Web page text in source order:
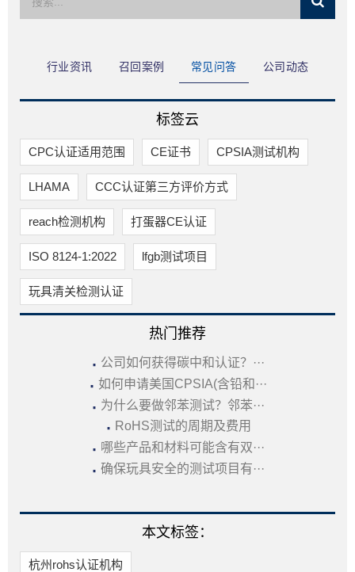
限公司
行业资讯 召回案例 常见问答 公司动态
标签云
CPC认证适用范围 CE证书 CPSIA测试机构
​LHAMA CCC认证第三方评价方式
reach检测机构 打蛋器CE认证
ISO 8124-1:2022 lfgb测试项目
玩具清关检测认证
热门推荐
· 公司如何获得碳中和认证？···
· 如何申请美国CPSIA(含铅和···
· 为什么要做邻苯测试？邻苯···
· RoHS测试的周期及费用
· 哪些产品和材料可能含有双···
· 确保玩具安全的测试项目有···
本文标签：
杭州rohs认证机构